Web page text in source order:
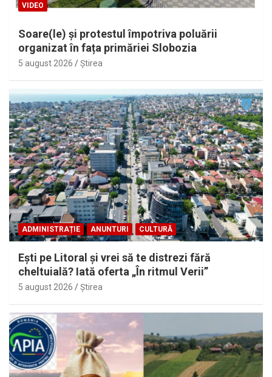
VIDEO
Soare(le) și protestul împotriva poluării
organizat în fața primăriei Slobozia
5 august 2026 Ştirea
ADMINISTRAȚIE ANUNTURI CULTURĂ
Eşti pe Litoral şi vrei să te distrezi fără
cheltuială? Iată oferta „În ritmul Verii”
5 august 2026 Ştirea